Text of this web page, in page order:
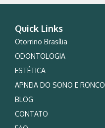
Quick Links
Otorrino Brasília
ODONTOLOGIA
ESTÉTICA
APNEIA DO SONO E RONCO
BLOG
CONTATO